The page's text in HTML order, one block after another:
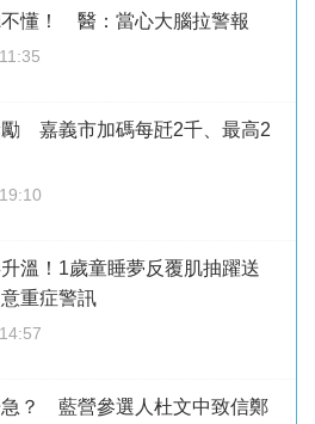
懂！ 醫：當心大腦拉警報
勵 嘉義市加碼每瓩2千、最高2
溫！1歲童睡夢反覆肌抽躍送
重症警訊
？ 藍營參選人杜文中致信鄭